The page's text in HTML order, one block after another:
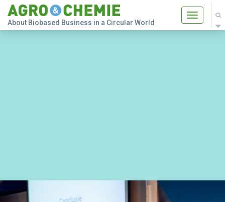
Toggle
About Biobased Business in a Circular World